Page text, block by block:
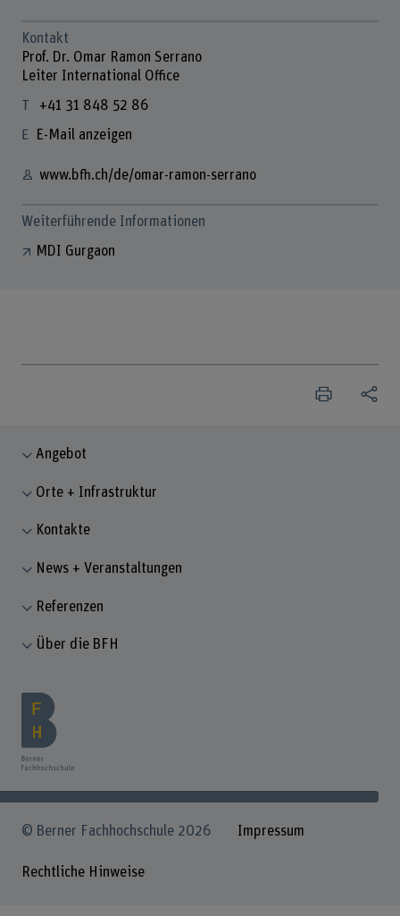
Kontakt
Prof. Dr. Omar Ramon Serrano
Leiter International Office
+41 31 848 52 86
E-Mail anzeigen
www.bfh.ch/de/omar-ramon-serrano
Weiterführende Informationen
MDI Gurgaon
Angebot
Orte + Infrastruktur
Kontakte
News + Veranstaltungen
Referenzen
Über die BFH
© Berner Fachhochschule 2026 Impressum
Rechtliche Hinweise